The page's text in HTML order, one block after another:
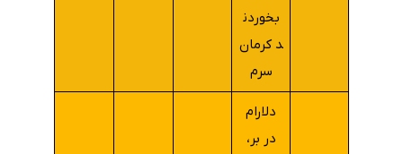
بخوردن
د کرمان
سرم
دلارام
در بر،